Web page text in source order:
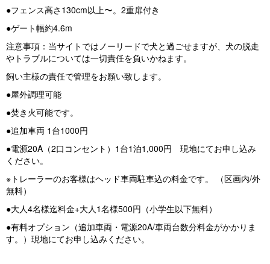
●フェンス高さ130cm以上〜。2重扉付き
●ゲート幅約4.6m
注意事項：当サイトではノーリードで犬と過ごせますが、犬の脱走
やトラブルについては一切責任を負いかねます。
飼い主様の責任で管理をお願い致します。
●屋外調理可能
●焚き火可能です。
●追加車両 1台1000円
●電源20A（2口コンセント）1台1泊1,000円 現地にてお申し込み
ください。
※トレーラーのお客様はヘッド車両駐車込の料金です。 （区画内/外
無料）
●大人4名様迄料金+大人1名様500円（小学生以下無料）
●有料オプション（追加車両・電源20A/車両台数分料金がかかりま
す。）現地にてお申し込みください。